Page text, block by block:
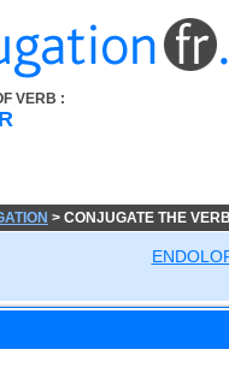
VERB :
> CONJUGATE THE